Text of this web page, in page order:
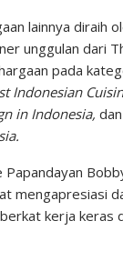
lainnya diraih
unggulan dari
pada
Indonesian
in Indonesia, dan
mengapresiasi
kerja keras